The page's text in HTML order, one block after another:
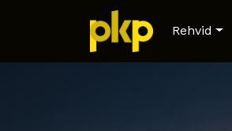
Rehvid